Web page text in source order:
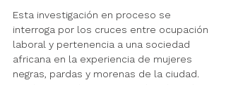
Esta investigación en proceso se
interroga por los cruces entre ocupación
laboral y pertenencia a una sociedad
africana en la experiencia de mujeres
negras, pardas y morenas de la ciudad.